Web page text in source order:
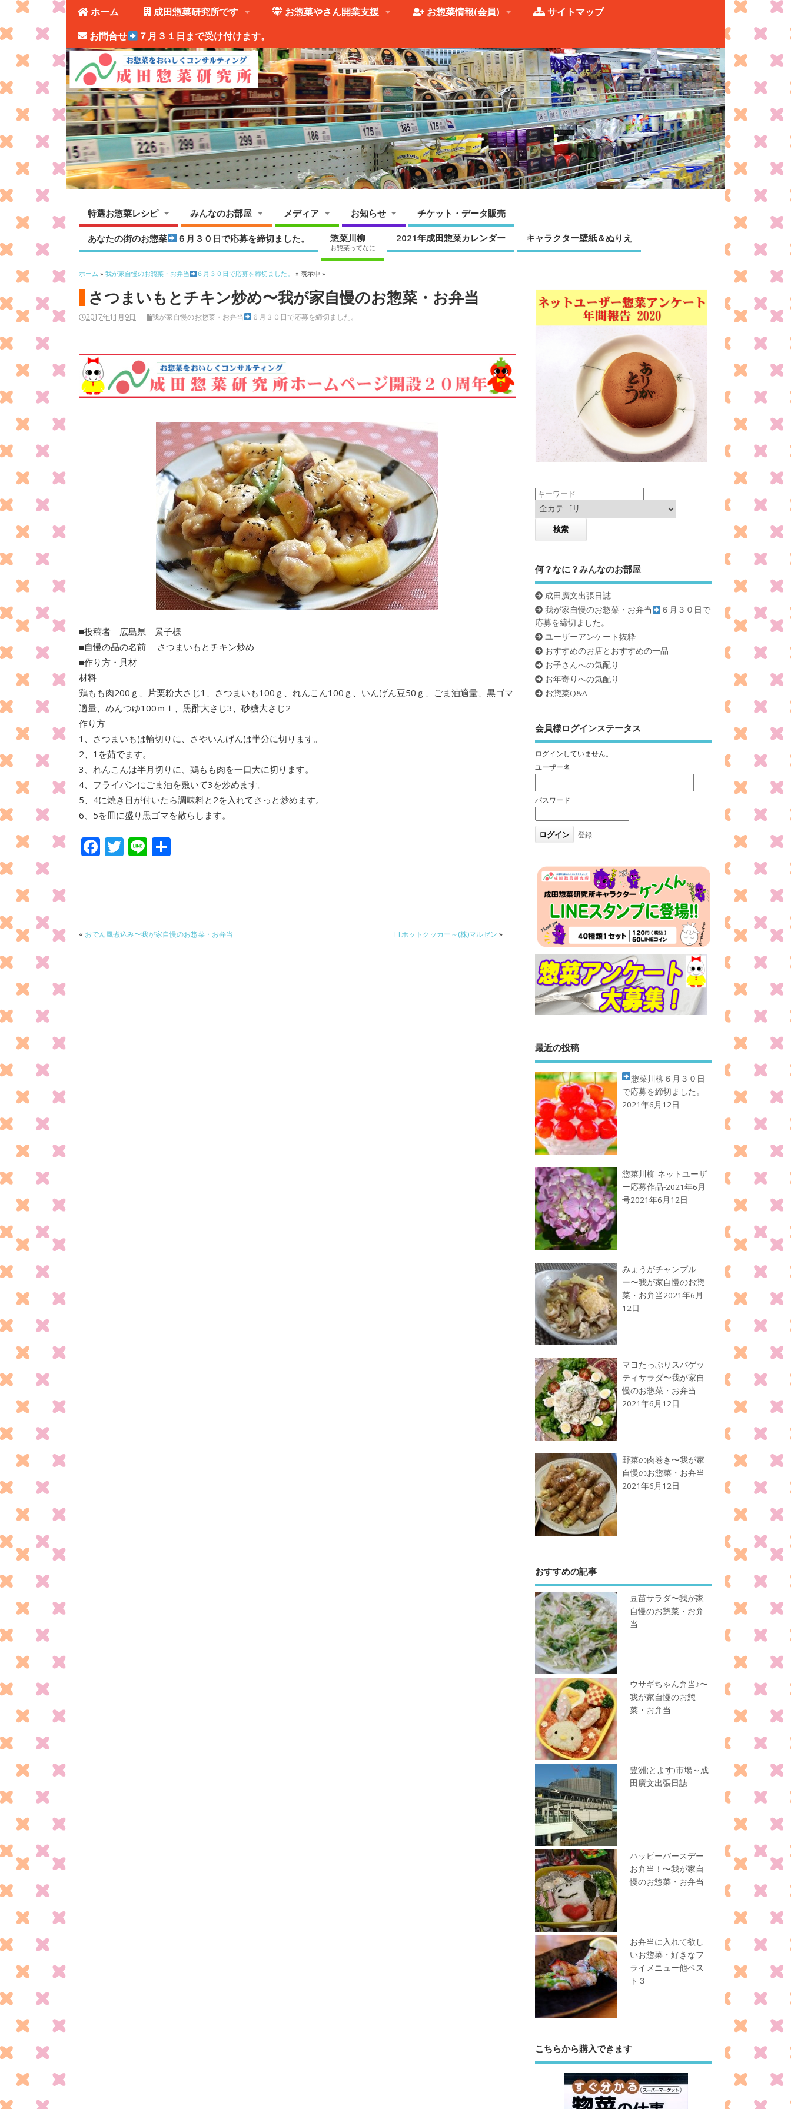
ホーム 成田惣菜研究所です お惣菜やさん開業支援 お惣菜情報(会員)
サイトマップ
お問合せ
７月３１日まで受け付けます。
特選お惣菜レシピ みんなのお部屋 メディア お知らせ チケット・データ販売
あなたの街のお惣菜 ６月３０日で応募を締切ました。 惣菜川柳
お惣菜ってなに
2021年成田惣菜カレンダー キャラクター壁紙＆ぬりえ
ホーム »我が家自慢のお惣菜・お弁当 ６月３０日で応募を締切ました。 » 表示中 »
さつまいもとチキン炒め〜我が家自慢のお惣菜・お弁当
2017年11月9日 我が家自慢のお惣菜・お弁当 ６月３０日で応募を締切ました。
■投稿者 広島県 景子様
■自慢の品の名前 さつまいもとチキン炒め
■作り方・具材
材料
鶏もも肉200ｇ、片栗粉大さじ1、さつまいも100ｇ、れんこん100ｇ、いんげん豆50ｇ、ごま油適量、黒ゴマ
適量、めんつゆ100ｍｌ、黒酢大さじ3、砂糖大さじ2
作り方
1、さつまいもは輪切りに、さやいんげんは半分に切ります。
2、1を茹でます。
3、れんこんは半月切りに、鶏もも肉を一口大に切ります。
4、フライパンにごま油を敷いて3を炒めます。
5、4に焼き目が付いたら調味料と2を入れてさっと炒めます。
6、5を皿に盛り黒ゴマを散らします。
F
o
T Li
« おでん風煮込み〜我が家自慢のお惣菜・お弁当 TTホットクッカー～(株)マルゼン »
何？なに？みんなのお部屋
成田廣文出張日誌
我が家自慢のお惣菜・お弁当
６月３０日で
応募を締切ました。
ユーザーアンケート抜粋
おすすめのお店とおすすめの一品
お子さんへの気配り
お年寄りへの気配り
お惣菜Q&A
会員様ログインステータス
ログインしていません。
ユーザー名
パスワード
登録
最近の投稿
惣菜川柳 ６月３０日
で応募を締切ました。
2021年6月12日
惣菜川柳 ネットユーザ
ー応募作品-2021年6月
号2021年6月12日
みょうがチャンプル
ー〜我が家自慢のお惣
菜・お弁当2021年6月
12日
マヨたっぷりスパゲッ
ティサラダ〜我が家自
慢のお惣菜・お弁当
2021年6月12日
野菜の肉巻き〜我が家
自慢のお惣菜・お弁当
2021年6月12日
おすすめの記事
豆苗サラダ〜我が家
自慢のお惣菜・お弁
当
ウサギちゃん弁当♪〜
我が家自慢のお惣
菜・お弁当
豊洲(とよす)市場～成
田廣文出張日誌
ハッピーバースデー
お弁当！〜我が家自
慢のお惣菜・お弁当
お弁当に入れて欲し
いお惣菜・好きなフ
ライメニュー他ベス
ト３
こちらから購入できます